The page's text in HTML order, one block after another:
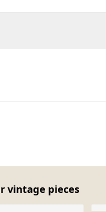
vintage pieces